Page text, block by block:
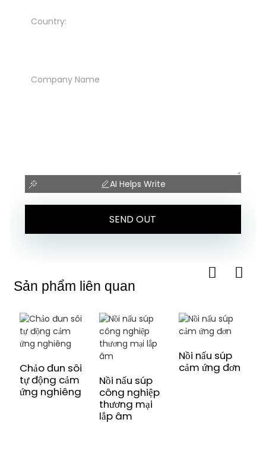
AI Helps Write
SEND OUT
Sản phẩm liên quan
Chảo đun sôi
tự động cảm
ứng nghiêng
Nồi nấu súp
công nghiệp
thương mại
lắp âm
Nồi nấu súp
cảm ứng đơn